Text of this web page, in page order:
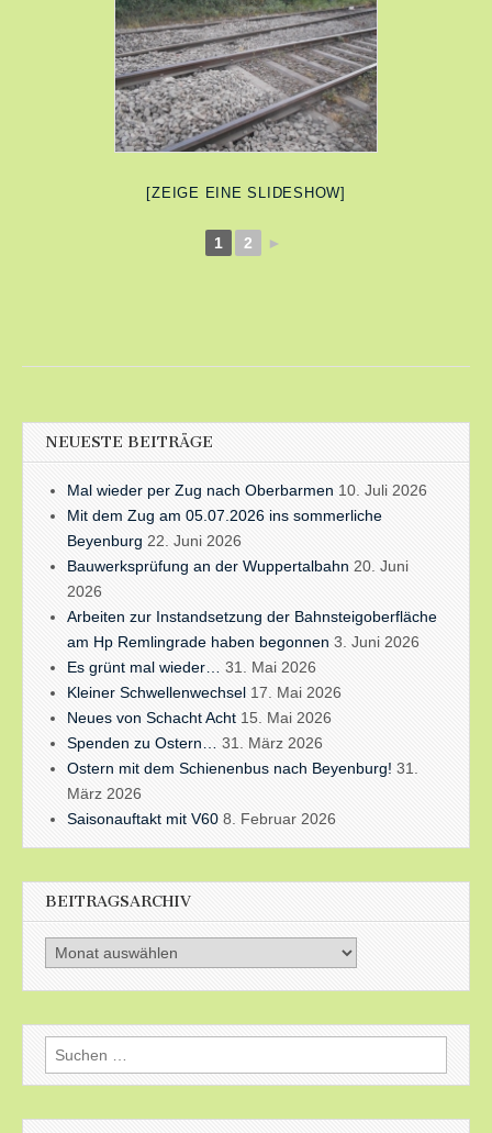
[ZEIGE EINE SLIDESHOW]
1 2 ►
NEUESTE BEITRÄGE
Mal wieder per Zug nach Oberbarmen 10. Juli 2026
Mit dem Zug am 05.07.2026 ins sommerliche
Beyenburg 22. Juni 2026
Bauwerksprüfung an der Wuppertalbahn 20. Juni
2026
Arbeiten zur Instandsetzung der Bahnsteigoberfläche
am Hp Remlingrade haben begonnen 3. Juni 2026
Es grünt mal wieder… 31. Mai 2026
Kleiner Schwellenwechsel 17. Mai 2026
Neues von Schacht Acht 15. Mai 2026
Spenden zu Ostern… 31. März 2026
Ostern mit dem Schienenbus nach Beyenburg! 31.
März 2026
Saisonauftakt mit V60 8. Februar 2026
BEITRAGSARCHIV
Beitragsarchiv
Suchen
nach: